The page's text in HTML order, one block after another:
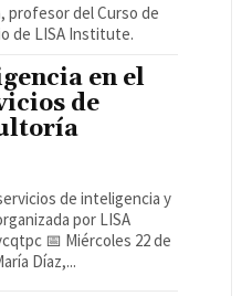
profesor del Curso de
de LISA Institute.
en el
de
de inteligencia y
🕛 17.30h (CET) 👥 María Díaz,...